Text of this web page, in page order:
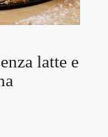
latte e